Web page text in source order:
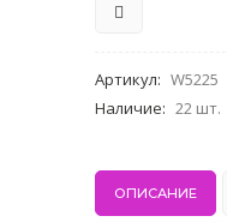
Артикул: W5225
Наличие: 22 шт.
ОПИСАНИЕ